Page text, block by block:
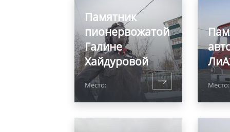
Памятник
пионервожатой
Галине
Хайдуровой
Место: Место: